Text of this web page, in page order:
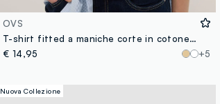
OVS
T-shirt fitted a maniche corte in cotone elasticizzato viola
€ 14,95
+5
Nuova Collezione